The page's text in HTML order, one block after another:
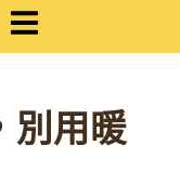
別用暖